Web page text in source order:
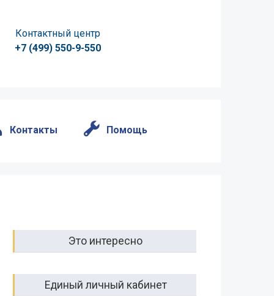
Контактный центр
+7 (499) 550-9-550
Контакты Помощь
Это интересно
Единый личный кабинет